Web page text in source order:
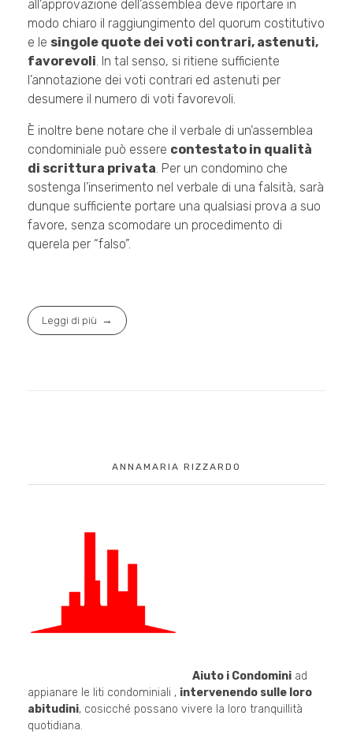
all’approvazione dell’assemblea deve riportare in
modo chiaro il raggiungimento del quorum costitutivo
e le singole quote dei voti contrari, astenuti,
favorevoli. In tal senso, si ritiene sufficiente
l’annotazione dei voti contrari ed astenuti per
desumere il numero di voti favorevoli.
È inoltre bene notare che il verbale di un’assemblea
condominiale può essere contestato in qualità
di scrittura privata. Per un condomino che
sostenga l’inserimento nel verbale di una falsità, sarà
dunque sufficiente portare una qualsiasi prova a suo
favore, senza scomodare un procedimento di
querela per “falso”.
Leggi di più
ANNAMARIA RIZZARDO
Aiuto i Condominiad
appianare le liti condominiali , intervenendo sulle loro
abitudini, cosicché possano vivere la loro tranquillità
quotidiana.